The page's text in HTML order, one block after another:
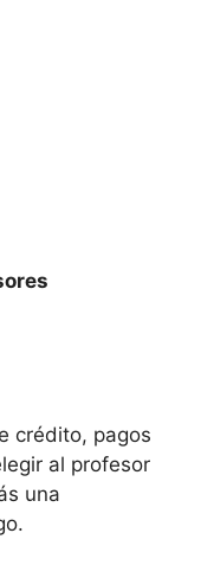
crédito, pagos
al profesor
una